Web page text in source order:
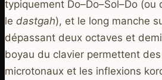
typiquement Do–Do–Sol–Do (ou
le dastgah), et le long manche
dépassant deux octaves et
boyau du clavier permettent
microtonaux et les inflexions